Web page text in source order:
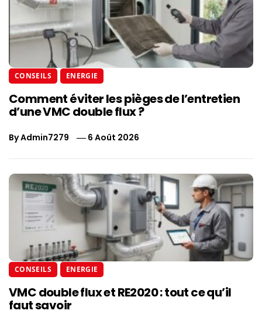
CONSEILS ENERGIE
Comment éviter les pièges de l’entretien
d’une VMC double flux ?
ByAdmin7279 6 Août 2026
CONSEILS ENERGIE
VMC double flux et RE2020 : tout ce qu’il
faut savoir